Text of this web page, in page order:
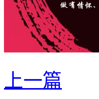
上一篇